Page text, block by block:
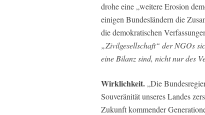
drohe eine „weitere Erosion
einigen Bundesländern die
die demokratischen
„Zivilgesellschaft“ der NGOs
eine Bilanz sind, nicht nur des
Wirklichkeit. „Die
Souveränität unseres Landes
Zukunft kommender